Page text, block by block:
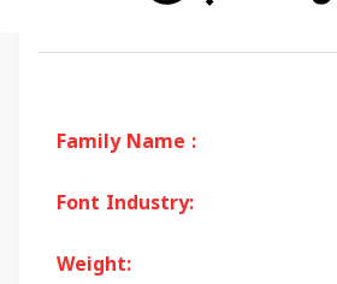
Family Name :
Font Industry:
Weight: